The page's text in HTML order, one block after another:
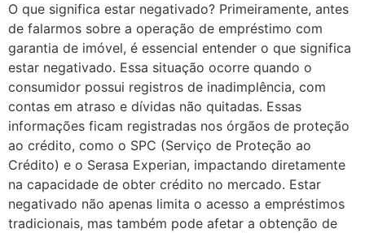
O que significa estar negativado? Primeiramente, antes
de falarmos sobre a operação de empréstimo com
garantia de imóvel, é essencial entender o que significa
estar negativado. Essa situação ocorre quando o
consumidor possui registros de inadimplência, com
contas em atraso e dívidas não quitadas. Essas
informações ficam registradas nos órgãos de proteção
ao crédito, como o SPC (Serviço de Proteção ao
Crédito) e o Serasa Experian, impactando diretamente
na capacidade de obter crédito no mercado. Estar
negativado não apenas limita o acesso a empréstimos
tradicionais, mas também pode afetar a obtenção de